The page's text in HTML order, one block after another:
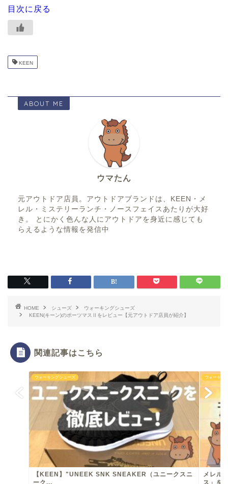
目次に戻る
KEEN
ABOUT ME
ウマたん
元アウトドア店員。アウトドアブランドは、KEEN・メ
レル・ミステリーランチ・ノースフェイスあたりが大好
き。 とにかく色んな人にアウトドアを身近に感じても
らえるような情報を発信中
HOME シューズ
ウォーキングシューズ
KEEN(キーン)のポーツマスⅡをレビュー【元アウトドア店員が紹介】
関連記事はこちら
ウォーキングシューズ
【KEEN】"UNEEK SNK SNEAKER（ユニークスニ
ウォーキン
メレル